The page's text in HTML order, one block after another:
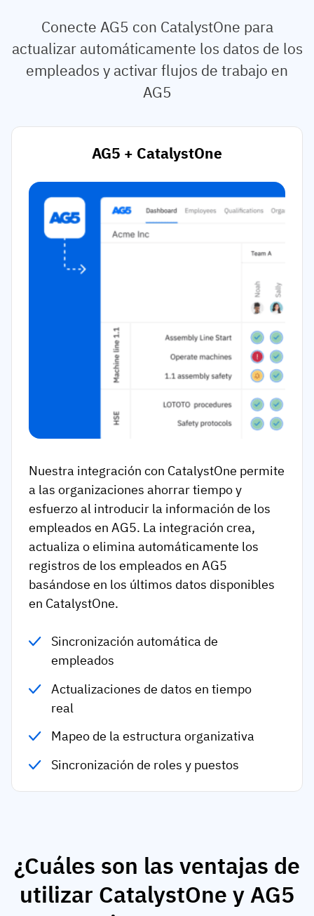
Conecte AG5 con CatalystOne para
actualizar automáticamente los datos de los
empleados y activar flujos de trabajo en
AG5
AG5 + CatalystOne
Nuestra integración con CatalystOne permite
a las organizaciones ahorrar tiempo y
esfuerzo al introducir la información de los
empleados en AG5. La integración crea,
actualiza o elimina automáticamente los
registros de los empleados en AG5
basándose en los últimos datos disponibles
en CatalystOne.
Sincronización automática de
empleados
Actualizaciones de datos en tiempo
real
Mapeo de la estructura organizativa
Sincronización de roles y puestos
¿Cuáles son las ventajas de
utilizar CatalystOne y AG5